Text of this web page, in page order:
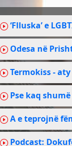
‘Flluska’ e
Odesa në
Termokiss -
Pse kaq
A e teprojnë
Podcast: